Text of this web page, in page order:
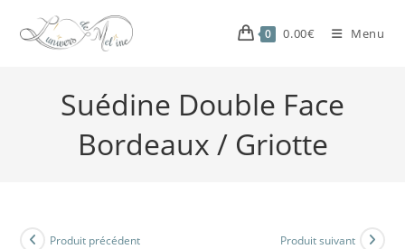
0 0.00€ Menu
Suédine Double Face
Bordeaux / Griotte
Produit précédent Produit suivant